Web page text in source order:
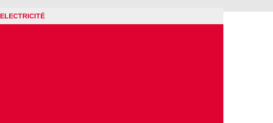
ELECTRICITÉ